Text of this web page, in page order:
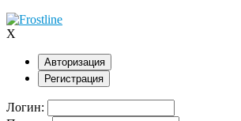
X
Авторизация
Регистрация
Логин: